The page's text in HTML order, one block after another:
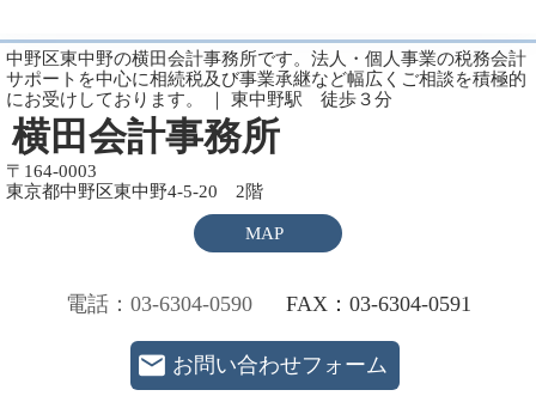
中野区東中野の横田会計事務所です。法人・個人事業の税務会計
サポートを中心に相続税及び事業承継など幅広くご相談を積極的
にお受けしております。 ｜ 東中野駅 徒歩３分
横田会計事務所
〒164-0003
東京都中野区東中野4-5-20 2階
MAP
電話：03-6304-0590 FAX：03-6304-0591
お問い合わせフォーム